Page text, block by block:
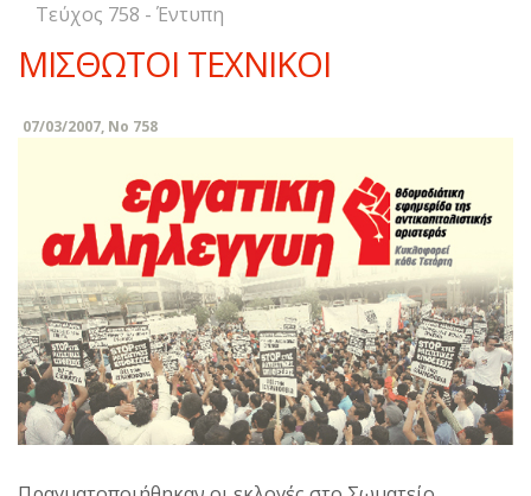
Τεύχος 758 - Έντυπη
MIΣΘΩTOI TEXNIKOI
07/03/2007, No 758